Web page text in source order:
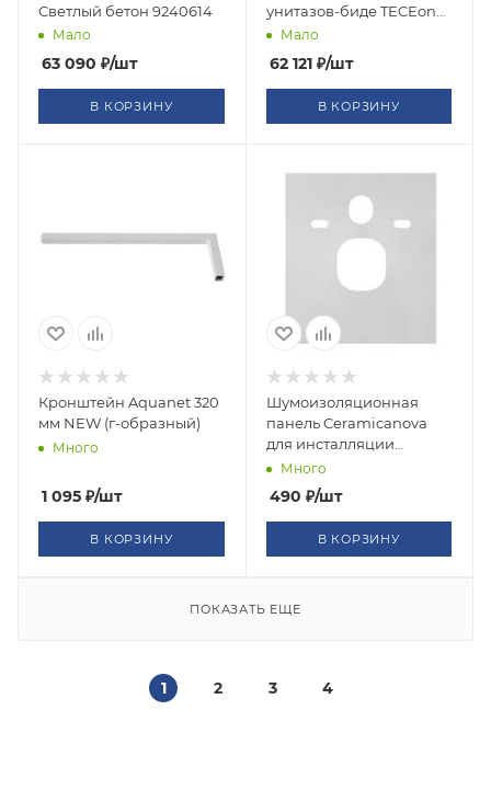
Светлый бетон 9240614
Мало
63 090 ₽/шт
В КОРЗИНУ
унитазов-биде TECEone
Белый 9650109
Мало
62 121₽/шт
В КОРЗИНУ
Кронштейн Aquanet 320
мм NEW (г-образный)
Много
1 095 ₽/шт
В КОРЗИНУ
Шумоизоляционная
панель Ceramicanova
для инсталляции
Balance, CN121000
Много
490 ₽/шт
В КОРЗИНУ
ПОКАЗАТЬ ЕЩЕ
1 2 3 4